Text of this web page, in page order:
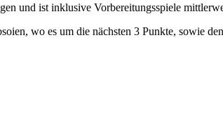
und ist inklusive Vorbereitungsspiele
wo es um die nächsten 3 Punkte, sowie